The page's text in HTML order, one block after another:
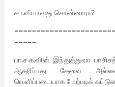
சுப.வீ.யாவது சொன்னாரா?
=====
பா.ச.க.வின் இந்துத்துவா
ஆதரிப்பது தேவை
வெளிப்படையாக மேற்படிக்